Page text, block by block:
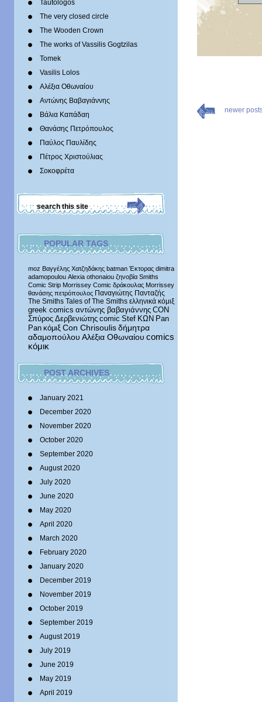
Tautologos
The very closed circle
The Wooden Crown
The works of Vassilis Gogtzilas
Tomek
Vasilis Lolos
Αλέξια Οθωναίου
Αντώνης Βαβαγιάννης
Βάλια Καπάδαη
Θανάσης Πετρόπουλος
Παύλος Παυλίδης
Πέτρος Χριστούλιας
Σοκοφρέτα
POPULAR TAGS
moz Βαγγέλης Χατζηδάκης batman Έκτορας dimitra
adamopoulou Alexia othonaiou ζηνοβία Smiths
Comic Strip Morrissey Comic δράκουλας Morrissey
θανάσης πετρόπουλος Παναγιώτης Πανταζής
The Smiths Tales of The Smiths ελληνικά κόμιξ
greek comics αντώνης βαβαγιάννης CON
Σπύρος Δερβενιώτης comic Stef ΚΩΝ Pan
Pan κόμιξ Con Chrisoulis δήμητρα
αδαμοπούλου Αλέξια Οθωναίου comics
κόμικ
POST ARCHIVES
January 2021
December 2020
November 2020
October 2020
September 2020
August 2020
July 2020
June 2020
May 2020
April 2020
March 2020
February 2020
January 2020
December 2019
November 2019
October 2019
September 2019
August 2019
July 2019
June 2019
May 2019
April 2019
newer